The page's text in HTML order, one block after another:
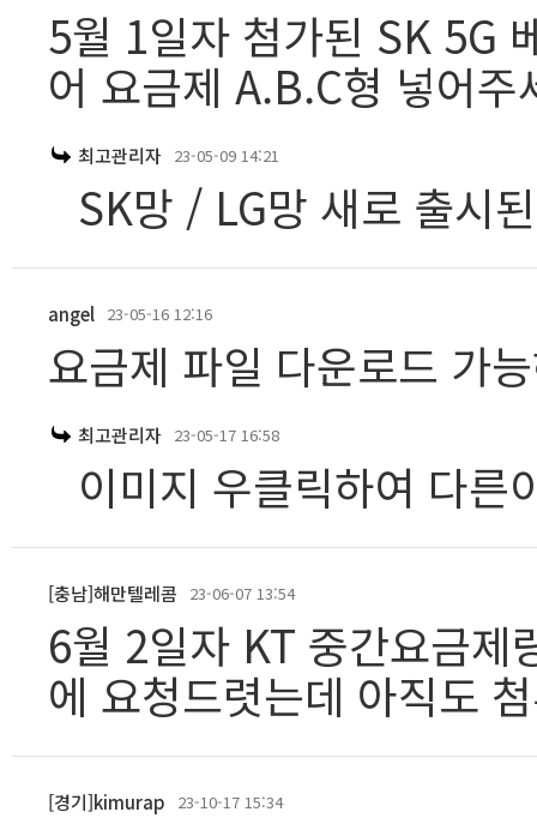
5월 1일자 첨가된 SK 5G
어 요금제 A.B.C형 넣어
최고관리자 23-05-09 14:21
SK망 / LG망 새로 출시
angel 23-05-16 12:16
요금제 파일 다운로드 가
최고관리자 23-05-17 16:58
이미지 우클릭하여 다른
[충남]해만텔레콤 23-06-07 13:54
6월 2일자 KT 중간요금제
에 요청드렷는데 아직도
[경기]kimurap 23-10-17 15:34